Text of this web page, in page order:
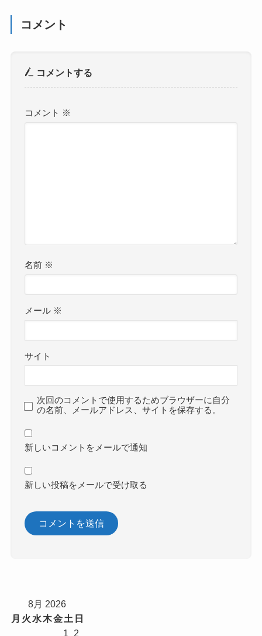
コメント
コメントする
コメント ※
名前 ※
メール ※
サイト
次回のコメントで使用するためブラウザーに自分
の名前、メールアドレス、サイトを保存する。
新しいコメントをメールで通知
新しい投稿をメールで受け取る
8月 2026
月 火 水木金土 日
1
2